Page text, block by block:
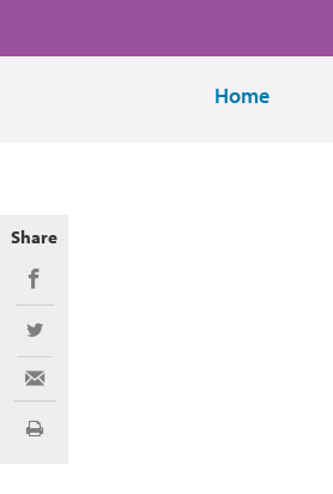
Home
Share
Share on Facebook
Share on Twitter
Share via Email
Imprimir